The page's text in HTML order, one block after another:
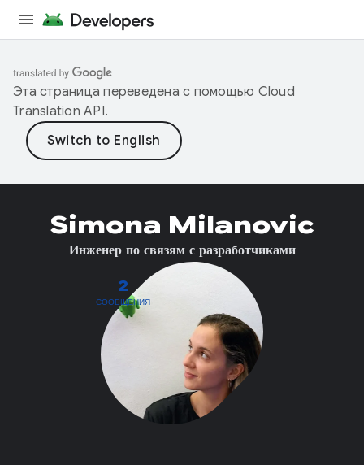
Эта страница переведена с помощью Cloud
Translation API.
2
СООБЩЕНИЯ
Simona Milanovic
Инженер по связям с разработчиками